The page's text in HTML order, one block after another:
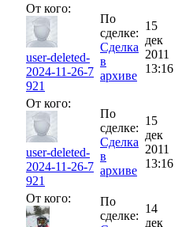
От кого:
user-deleted-
2024-11-26-7
921
По
сделке:
Сделка
в
архиве
15
дек
2011
13:16
От кого:
user-deleted-
2024-11-26-7
921
По
сделке:
Сделка
в
архиве
15
дек
2011
13:16
От кого:
По
сделке:
14
дек